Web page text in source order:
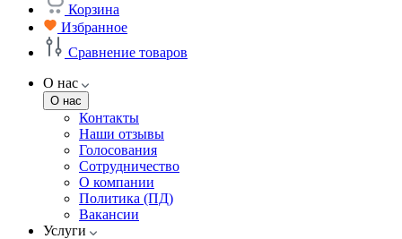
Корзина
Избранное
Сравнение товаров
О нас
О нас
Контакты
Наши отзывы
Голосования
Сотрудничество
О компании
Политика (ПД)
Вакансии
Услуги